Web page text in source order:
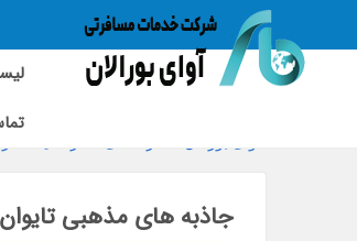
جاذبه های مذهبی تایوان